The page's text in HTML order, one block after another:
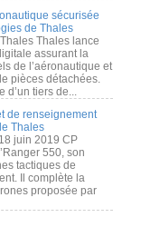
sécurisée
de Thales
Thales lance
assurant la
de l’aéronautique et
pièces détachées.
d’un tiers de...
de renseignement
Thales
juin 2019 CP
550, son
tactiques de
Il complète la
proposée par